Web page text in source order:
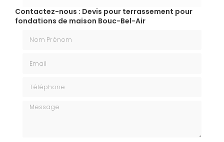
Contactez-nous : Devis pour terrassement pour
fondations de maison Bouc-Bel-Air
Message